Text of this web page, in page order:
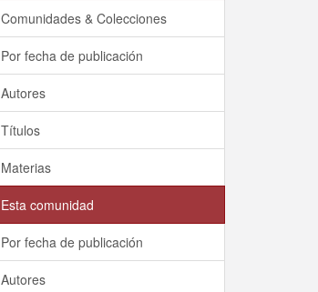
Comunidades & Colecciones
Por fecha de publicación
Autores
Títulos
Materias
Esta comunidad
Por fecha de publicación
Autores